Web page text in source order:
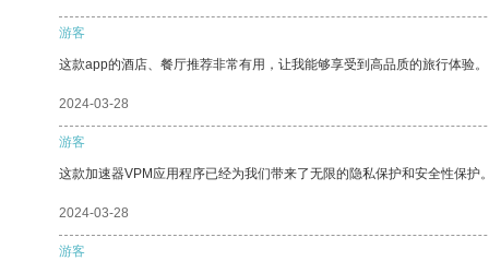
游客
这款app的酒店、餐厅推荐非常有用，让我能够享受到高品质的旅行体验。
2024-03-28
游客
这款加速器VPM应用程序已经为我们带来了无限的隐私保护和安全性保护
2024-03-28
游客